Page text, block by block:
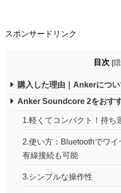
スポンサードリンク
目次 [
購入した理由｜Ankerについ
Anker Soundcore 2をおす
1.軽くてコンパクト！持ち
2.使い方：Bluetoothでワ
有線接続も可能
3.シンプルな操作性